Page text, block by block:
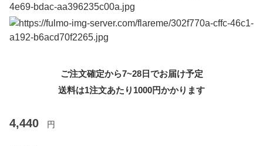
ご注文確定から7~28日でお届け予定
送料は1注文あたり 1000円かかります
4,440 円